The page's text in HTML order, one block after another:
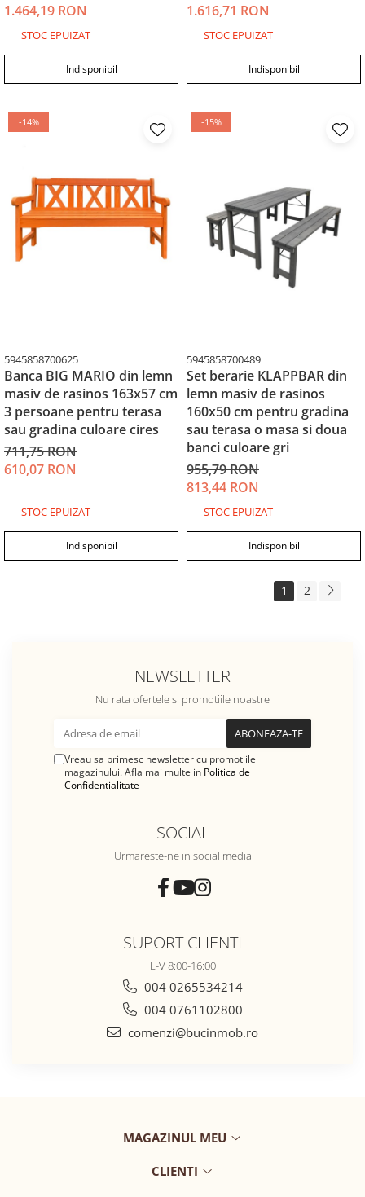
1.464,19 RON
STOC EPUIZAT
Indisponibil
1.616,71 RON
STOC EPUIZAT
Indisponibil
-14%
5945858700625
Banca BIG MARIO din lemn
masiv de rasinos 163x57 cm
3 persoane pentru terasa
sau gradina culoare cires
711,75 RON
610,07 RON
STOC EPUIZAT
Indisponibil
-15%
5945858700489
Set berarie KLAPPBAR din
lemn masiv de rasinos
160x50 cm pentru gradina
sau terasa o masa si doua
banci culoare gri
955,79 RON
813,44 RON
STOC EPUIZAT
Indisponibil
1 2
NEWSLETTER
Nu rata ofertele si promotiile noastre
Vreau sa primesc newsletter cu promotiile
magazinului. Afla mai multe in Politica de
Confidentialitate
SOCIAL
Urmareste-ne in social media
SUPORT CLIENTI
L-V 8:00-16:00
004 0265534214
004 0761102800
comenzi@bucinmob.ro
MAGAZINUL MEU
CLIENTI